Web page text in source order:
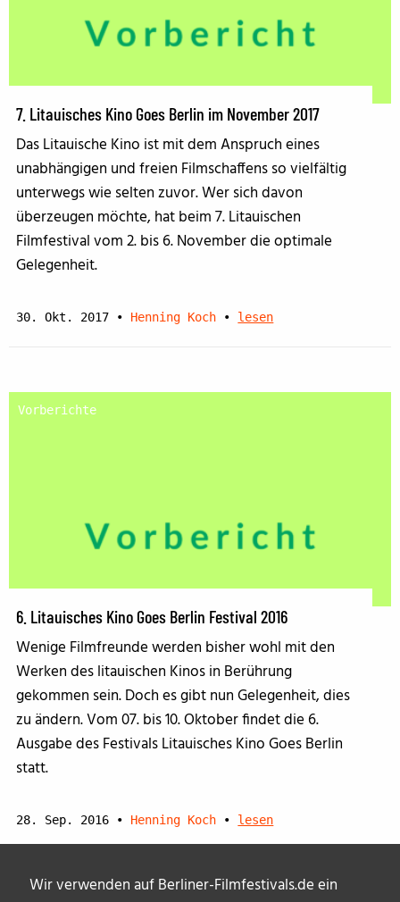
Wir verwenden auf Berliner-Filmfestivals.de ein
7. Litauisches Kino Goes Berlin im November 2017
Das Litauische Kino ist mit dem Anspruch eines
unabhängigen und freien Filmschaffens so vielfältig
unterwegs wie selten zuvor. Wer sich davon
überzeugen möchte, hat beim 7. Litauischen
Filmfestival vom 2. bis 6. November die optimale
Gelegenheit.
30. Okt. 2017 • Henning Koch • lesen
Vorberichte
6. Litauisches Kino Goes Berlin Festival 2016
Wenige Filmfreunde werden bisher wohl mit den
Werken des litauischen Kinos in Berührung
gekommen sein. Doch es gibt nun Gelegenheit, dies
zu ändern. Vom 07. bis 10. Oktober findet die 6.
Ausgabe des Festivals Litauisches Kino Goes Berlin
statt.
28. Sep. 2016 • Henning Koch • lesen